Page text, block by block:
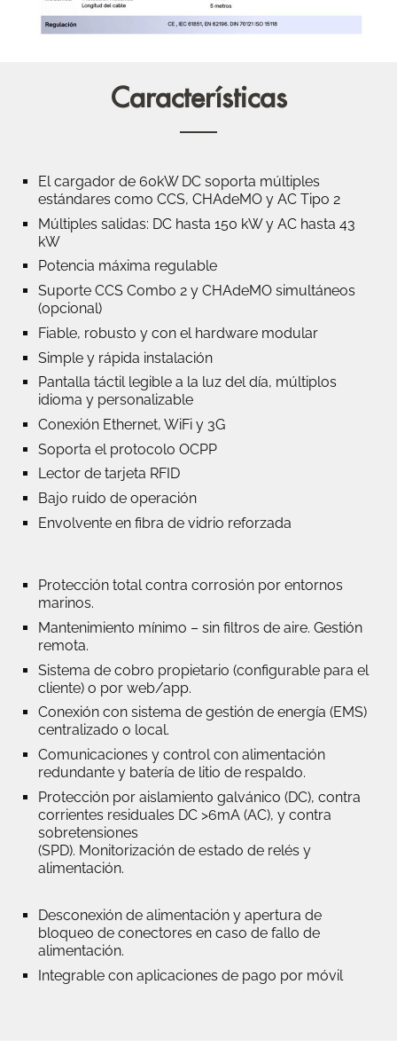
Características
El cargador de 60kW DC soporta múltiples
estándares como CCS, CHAdeMO y AC Tipo 2
Múltiples salidas: DC hasta 150 kW y AC hasta 43
kW
Potencia máxima regulable
Suporte CCS Combo 2 y CHAdeMO simultáneos
(opcional)
Fiable, robusto y con el hardware modular
Simple y rápida instalación
Pantalla táctil legible a la luz del día, múltiplos
idioma y personalizable
Conexión Ethernet, WiFi y 3G
Soporta el protocolo OCPP
Lector de tarjeta RFID
Bajo ruido de operación
Envolvente en fibra de vidrio reforzada
Protección total contra corrosión por entornos
marinos.
Mantenimiento mínimo – sin filtros de aire. Gestión
remota.
Sistema de cobro propietario (configurable para el
cliente) o por web/app.
Conexión con sistema de gestión de energía (EMS)
centralizado o local.
Comunicaciones y control con alimentación
redundante y batería de litio de respaldo.
Protección por aislamiento galvánico (DC), contra
corrientes residuales DC >6mA (AC), y contra
sobretensiones
(SPD). Monitorización de estado de relés y
alimentación.
Desconexión de alimentación y apertura de
bloqueo de conectores en caso de fallo de
alimentación.
Integrable con aplicaciones de pago por móvil